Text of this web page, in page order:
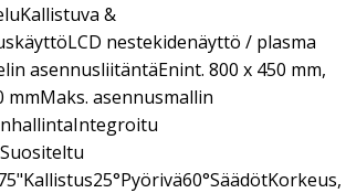
&
nestekidenäyttö / plasma
asennusliitäntäEnint. 800 x 450 mm,
mmMaks. asennusmallin